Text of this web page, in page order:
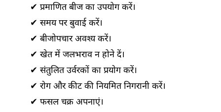
✔ प्रमाणित बीज का उपयोग करें।
✔ समय पर बुवाई करें।
✔ बीजोपचार अवश्य करें।
✔ खेत में जलभराव न होने दें।
✔ संतुलित उर्वरकों का प्रयोग करें।
✔ रोग और कीट की नियमित निगरानी करें।
✔ फसल चक्र अपनाएं।